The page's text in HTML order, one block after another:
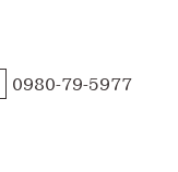
0980-79-5977